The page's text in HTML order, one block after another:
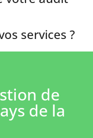
services ?
de
de la